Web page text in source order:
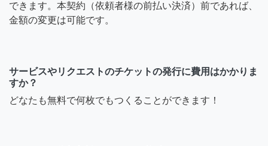
できます。本契約（依頼者様の前払い決済）前であれば、
金額の変更は可能です。
サービスやリクエストのチケットの発行に費用はかかりま
すか？
どなたも無料で何枚でもつくることができます！